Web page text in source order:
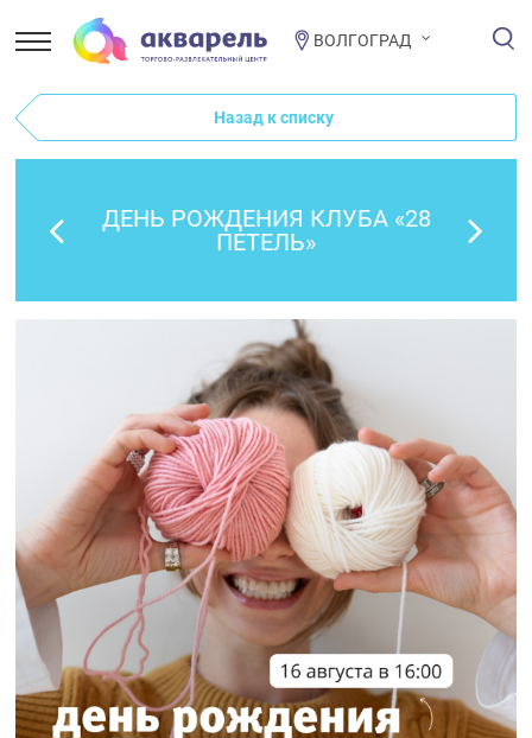
ВОЛГОГРАД
Назад к списку
ДЕНЬ РОЖДЕНИЯ КЛУБА «28
ПЕТЕЛЬ»